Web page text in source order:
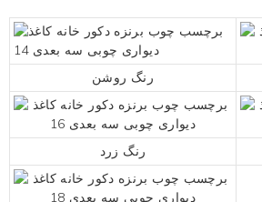
رنگ روشن
رنگ زرد